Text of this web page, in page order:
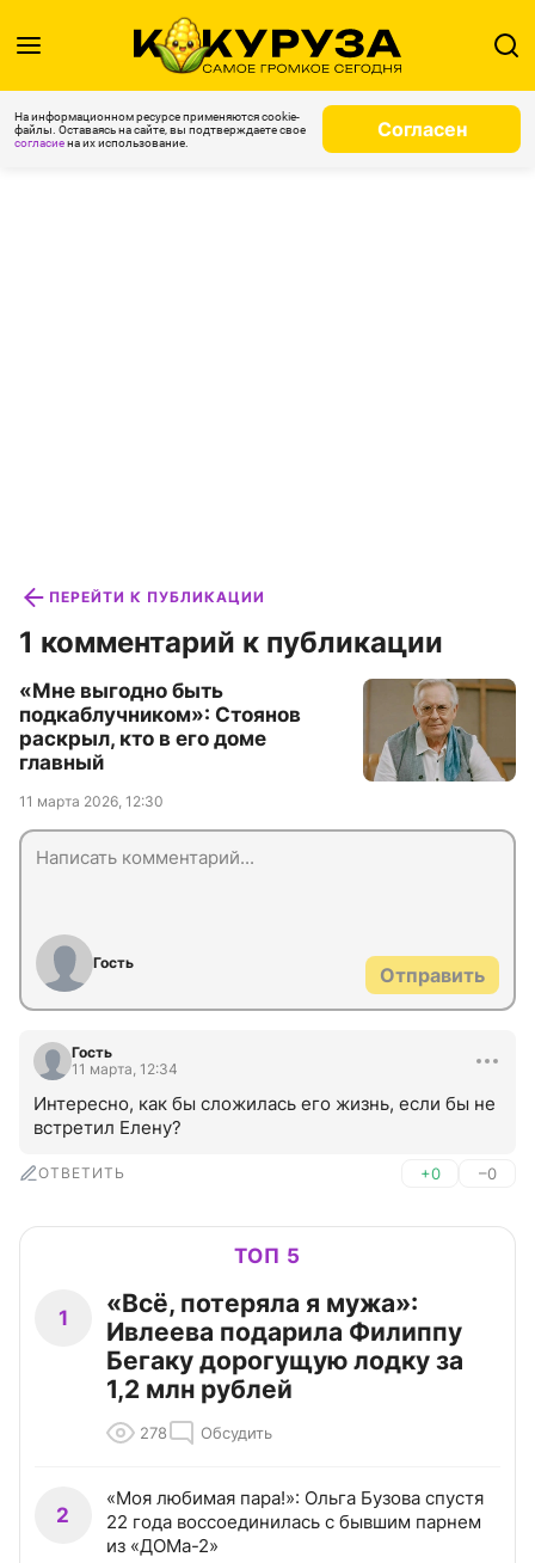
На информационном ресурсе применяются cookie-
файлы. Оставаясь на сайте, вы подтверждаете свое
согласиена их использование.
Согласен
ПЕРЕЙТИ К ПУБЛИКАЦИИ
1 комментарий к публикации
«Мне выгодно быть
подкаблучником»: Стоянов
раскрыл, кто в его доме
главный
11 марта 2026, 12:30
Гость
Отправить
Гость
11 марта, 12:34
Интересно, как бы сложилась его жизнь, если бы не
встретил Елену?
ОТВЕТИТЬ +0 –0
ТОП 5
1
«Всё, потеряла я мужа»:
Ивлеева подарила Филиппу
Бегаку дорогущую лодку за
1,2 млн рублей
278 Обсудить
2
«Моя любимая пара!»: Ольга Бузова спустя
22 года воссоединилась с бывшим парнем
из «ДОМа-2»